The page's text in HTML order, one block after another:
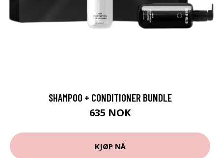
SHAMPOO + CONDITIONER BUNDLE
635 NOK
KJØP NÅ